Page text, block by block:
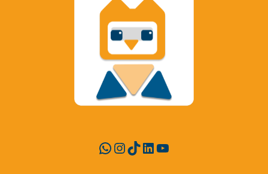
WhatsApp
Instagram
TikTok
LinkedIn
YouTube